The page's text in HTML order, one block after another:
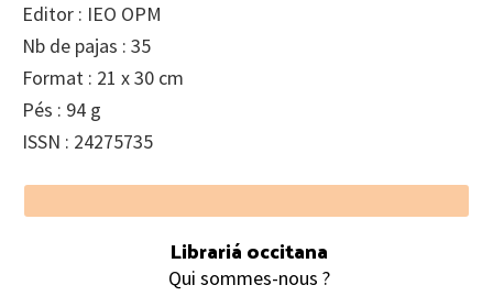
Editor : IEO OPM
Nb de pajas : 35
Format : 21 x 30 cm
Pés : 94 g
ISSN : 24275735
Footer
Librariá occitana
Qui sommes-nous ?